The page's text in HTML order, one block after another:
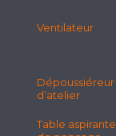
Ventilateur
Dépoussiéreur
d’atelier
Table aspirante